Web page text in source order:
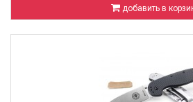
добавить в